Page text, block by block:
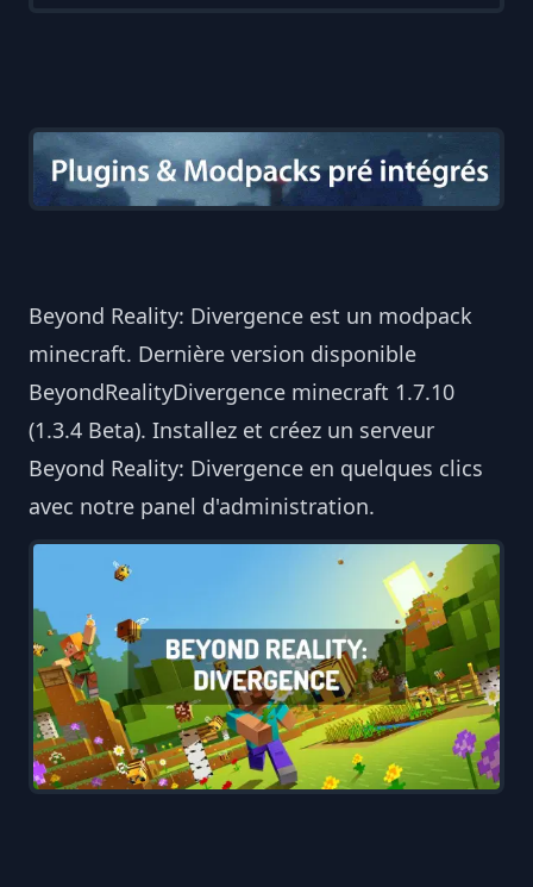
Beyond Reality: Divergence est un modpack
minecraft. Dernière version disponible
BeyondRealityDivergence minecraft 1.7.10
(1.3.4 Beta). Installez et créez un serveur
Beyond Reality: Divergence en quelques clics
avec notre panel d'administration.